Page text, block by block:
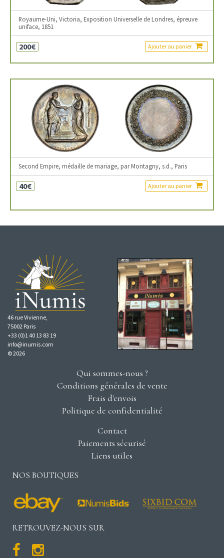
Royaume-Uni, Victoria, Exposition Universelle de Londres, épreuve
uniface, 1851
200€ Ajouter au panier
Second Empire, médaille de mariage, par Montagny, s.d., Paris
40€ Ajouter au panier
46 rue Vivienne,
75002 Paris
+33 (0)1 40 13 83 19
info@inumis.com
© 2026
Qui sommes-nous ?
Conditions générales de vente
Frais d'envois
Politique de confidentialité
Contact
Paiements sécurisé
Liens utiles
NOS BOUTIQUES
RETROUVEZ-NOUS SUR